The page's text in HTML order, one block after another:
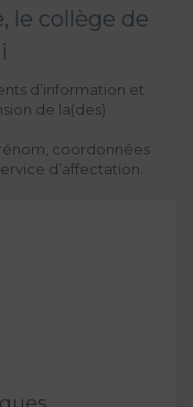
le collège de
d’information et
de la(des)
coordonnées
d’affectation.